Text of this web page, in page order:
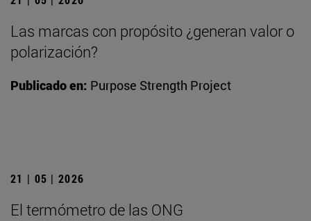
Las marcas con propósito ¿generan valor o
polarización?
Publicado en: Purpose Strength Project
21 | 05 | 2026
El termómetro de las ONG